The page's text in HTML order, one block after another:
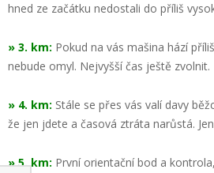
hned ze začátku nedostali do příliš
» 3. km: Pokud na vás mašina hází
nebude omyl. Nejvyšší čas ještě zvolnit.
» 4. km: Stále se přes vás valí davy
že jen jdete a časová ztráta narůstá.
» 5. km: První orientační bod a